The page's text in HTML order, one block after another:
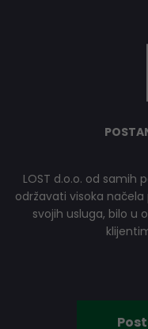
LOST d.o.o. od samih
održavati visoka
svojih usluga, bilo u